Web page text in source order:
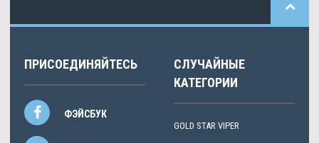
ПРИСОЕДИНЯЙТЕСЬ
ФЭЙСБУК
СЛУЧАЙНЫЕ
КАТЕГОРИИ
GOLD STAR VIPER